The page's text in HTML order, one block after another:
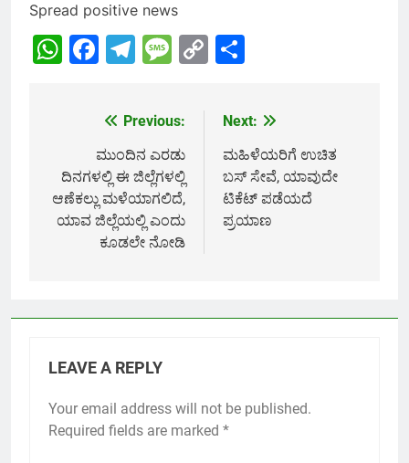
Spread positive news
WhatsApp
Facebook
Telegram
Message
Copy
navigation
Previous:
ಮುಂದಿನ ಎರಡು
ದಿನಗಳಲ್ಲಿ ಈ ಜಿಲ್ಲೆಗಳಲ್ಲಿ
ಆಣೆಕಲ್ಲು ಮಳೆಯಾಗಲಿದೆ,
ಯಾವ ಜಿಲ್ಲೆಯಲ್ಲಿ ಎಂದು
ಕೂಡಲೇ ನೋಡಿ
Next:
ಮಹಿಳೆಯರಿಗೆ ಉಚಿತ
ಬಸ್ ಸೇವೆ, ಯಾವುದೇ
ಟಿಕೆಟ್ ಪಡೆಯದೆ
ಪ್ರಯಾಣ
LEAVE A REPLY
Your email address will not be published.
Required fields are marked *